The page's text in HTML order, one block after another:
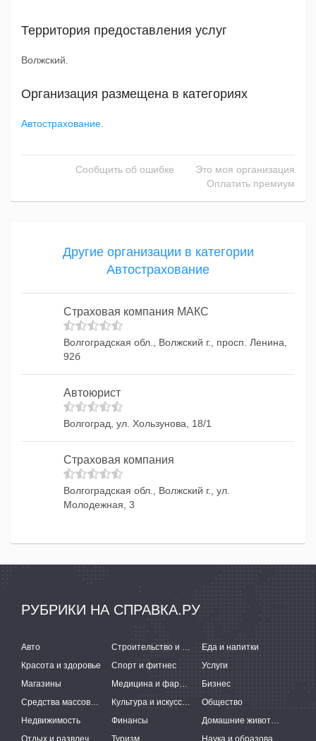
Территория предоставления услуг
Волжский.
Организация размещена в категориях
Автострахование
Сообщить об ошибке
Это моя организация
Оплатить премиум
Другие организации в категории
Автострахование
Страховая компания МАКС
Волгоградская обл., Волжский г., просп. Ленина,
92б
Автоюрист
Волгоград, ул. Хользунова, 18/1
Страховая компания
Волгоградская обл., Волжский г., ул.
Молодежная, 3
РУБРИКИ НА СПРАВКА.РУ
Авто Строительство и ремонт
Еда и напитки
Красота и здоровье
Спорт и фитнес
Услуги
Магазины
Медицина и фармацевтика
Бизнес
Средства массовой информации
Культура и искусство
Общество
Недвижимость
Финансы
Домашние животные
Туризм